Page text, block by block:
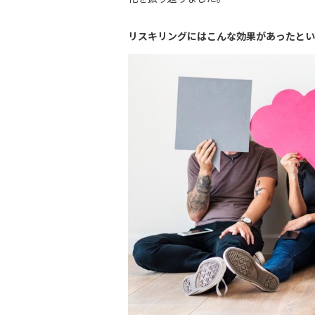
リスキリングにはこんな効果があったと